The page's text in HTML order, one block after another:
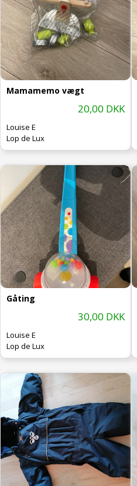
Mamamemo vægt
20,00 DKK
Louise E
Lop de Lux
Gåting
30,00 DKK
Louise E
Lop de Lux